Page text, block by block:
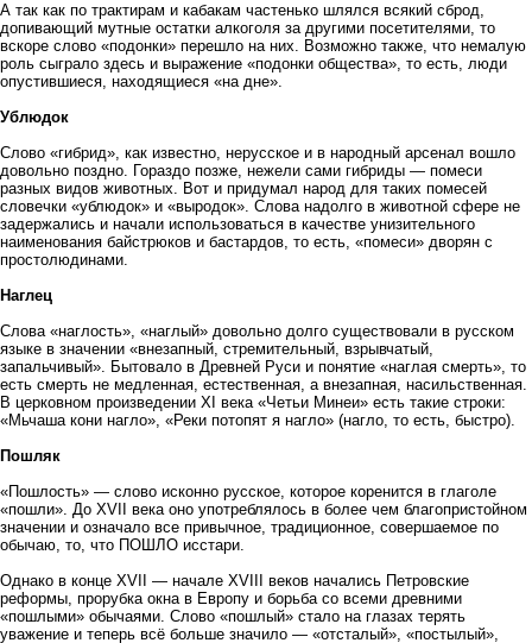
А так как по трактирам и кабакам частенько шлялся всякий сброд,
допивающий мутные остатки алкоголя за другими посетителями, то
вскоре слово «подонки» перешло на них. Возможно также, что немалую
роль сыграло здесь и выражение «подонки общества», то есть, люди
опустившиеся, находящиеся «на дне».
Ублюдок
Слово «гибрид», как известно, нерусское и в народный арсенал вошло
довольно поздно. Гораздо позже, нежели сами гибриды — помеси
разных видов животных. Вот и придумал народ для таких помесей
словечки «ублюдок» и «выродок». Слова надолго в животной сфере не
задержались и начали использоваться в качестве унизительного
наименования байстрюков и бастардов, то есть, «помеси» дворян с
простолюдинами.
Наглец
Слова «наглость», «наглый» довольно долго существовали в русском
языке в значении «внезапный, стремительный, взрывчатый,
запальчивый». Бытовало в Древней Руси и понятие «наглая смерть», то
есть смерть не медленная, естественная, а внезапная, насильственная.
В церковном произведении XI века «Четьи Минеи» есть такие строки:
«Мьчаша кони нагло», «Реки потопят я нагло» (нагло, то есть, быстро).
Пошляк
«Пошлость» — слово исконно русское, которое коренится в глаголе
«пошли». До XVII века оно употреблялось в более чем благопристойном
значении и означало все привычное, традиционное, совершаемое по
обычаю, то, что ПОШЛО исстари.
Однако в конце XVII — начале XVIII веков начались Петровские
реформы, прорубка окна в Европу и борьба со всеми древними
«пошлыми» обычаями. Слово «пошлый» стало на глазах терять
уважение и теперь всё больше значило — «отсталый», «постылый»,